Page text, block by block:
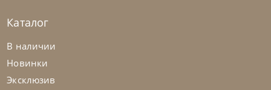
Noctis
Кровать Cloe
Каталог
В наличии
Новинки
Эксклюзив